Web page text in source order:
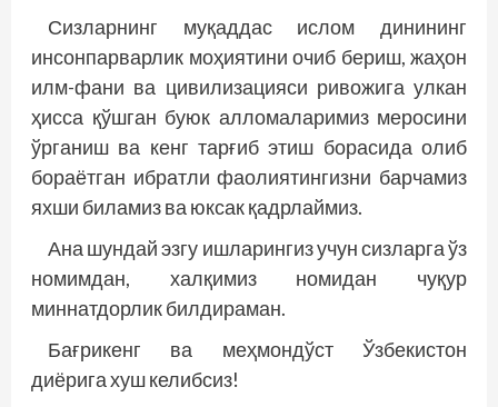
Сизларнинг муқаддас ислом динининг
инсонпарварлик моҳиятини очиб бериш, жаҳон
илм-фани ва цивилизацияси ривожига улкан
ҳисса қўшган буюк алломаларимиз меросини
ўрганиш ва кенг тарғиб этиш борасида олиб
бораётган ибратли фаолиятингизни барчамиз
яхши биламиз ва юксак қадрлаймиз.
Ана шундай эзгу ишларингиз учун сизларга ўз
номимдан, халқимиз номидан чуқур
миннатдорлик билдираман.
Бағрикенг ва меҳмондўст Ўзбекистон
диёрига хуш келибсиз!